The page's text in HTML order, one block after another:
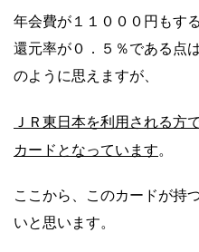
年会費が１１０００円もす
還元率が０．５％である点
のように思えますが、
ＪＲ東日本を利用される方
カードとなっています。
ここから、このカードが持
いと思います。